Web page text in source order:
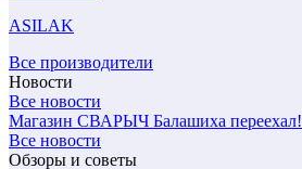
ASILAK
Все производители
Новости
Все новости
Магазин СВАРЫЧ Балашиха переехал!
Все новости
Обзоры и советы